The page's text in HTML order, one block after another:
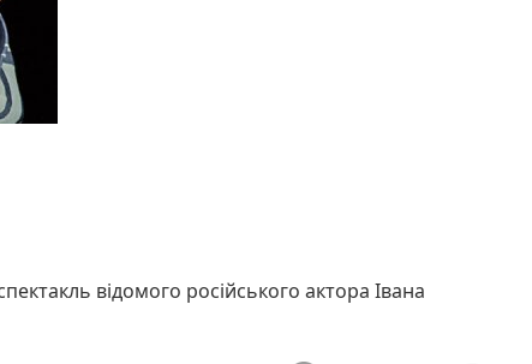
відомого російського актора Івана